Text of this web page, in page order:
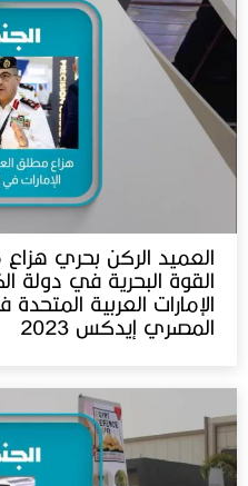
العميد الركن بحري
القوة البحرية في دولة
الإمارات العربية
المصري إيدكس 2023